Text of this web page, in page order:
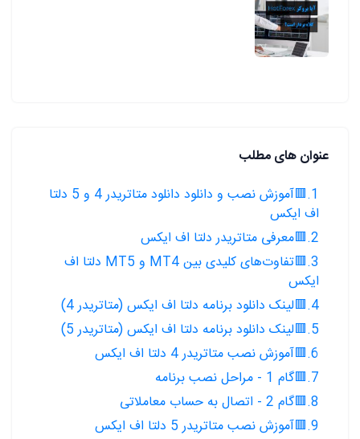
عنوان های مطلب
1.🟥آموزش نصب و دانلود دانلود متاتریدر 4 و 5 دلتا
اف ایکس
2.🟥معرفی متاتریدر دلتا اف ایکس
3.🟥تفاوت‌های کلیدی بین MT4 و MT5 دلتا اف
ایکس
4.🟥لینک دانلود برنامه دلتا اف ایکس (متاتریدر 4)
5.🟥لینک دانلود برنامه دلتا اف ایکس (متاتریدر 5)
6.🟥آموزش نصب متاتریدر 4 دلتا اف ایکس
7.🟥گام 1 - مراحل نصب برنامه
8.🟥گام 2 - اتصال به حساب معاملاتی
9.🟥آموزش نصب متاتریدر 5 دلتا اف ایکس